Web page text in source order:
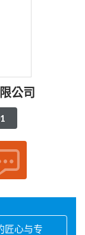
公司
匠心与专